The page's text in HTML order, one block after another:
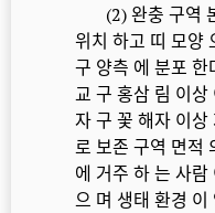
(2) 완충 구역
위치 하고 띠 모양
구 양측 에 분포 한
교 구 홍삼 림 이상
자 구 꽃 해자 이
로 보존 구역 면적
에 거주 하 는 사
으 며 생태 환경 이